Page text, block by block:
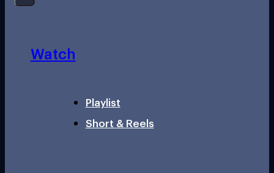
Watch
Playlist
Short & Reels